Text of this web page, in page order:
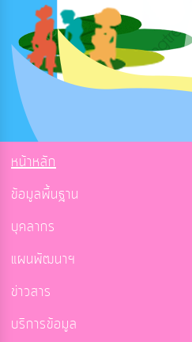
หน้าหลัก
ข้อมูลพื้นฐาน
บุคลากร
แผนพัฒนาฯ
ข่าวสาร
บริการข้อมูล